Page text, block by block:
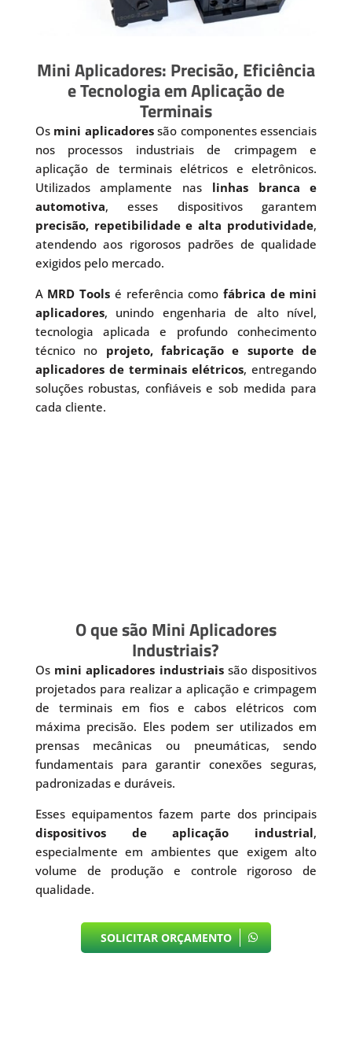
Mini Aplicadores: Precisão, Eficiência
e Tecnologia em Aplicação de
Terminais
Os mini aplicadoressão componentes essenciais
nos processos industriais de crimpagem e
aplicação de terminais elétricos e eletrônicos.
Utilizados amplamente nas linhas branca e
automotiva, esses dispositivos garantem
precisão, repetibilidade e alta produtividade,
atendendo aos rigorosos padrões de qualidade
exigidos pelo mercado.
A MRD Tools é referência como fábrica de mini
aplicadores, unindo engenharia de alto nível,
tecnologia aplicada e profundo conhecimento
técnico no projeto, fabricação e suporte de
aplicadores de terminais elétricos, entregando
soluções robustas, confiáveis e sob medida para
cada cliente.
O que são Mini Aplicadores
Industriais?
Os mini aplicadores industriaissão dispositivos
projetados para realizar a aplicação e crimpagem
de terminais em fios e cabos elétricos com
máxima precisão. Eles podem ser utilizados em
prensas mecânicas ou pneumáticas, sendo
fundamentais para garantir conexões seguras,
padronizadas e duráveis.
Esses equipamentos fazem parte dos principais
dispositivos de aplicação industrial,
especialmente em ambientes que exigem alto
volume de produção e controle rigoroso de
qualidade.
SOLICITAR ORÇAMENTO